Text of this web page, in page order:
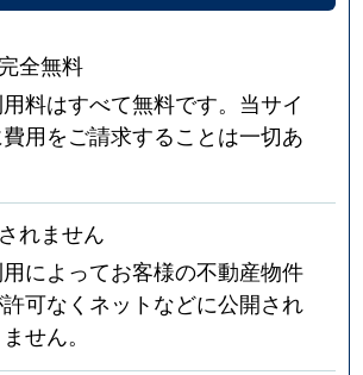
全無料
料はすべて無料です。当サイ
費用をご請求することは一切あ
れません
によってお客様の不動産物件
可なくネットなどに公開され
せん。